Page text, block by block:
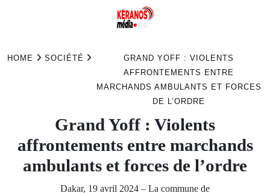
HOME SOCIÉTÉ
GRAND YOFF : VIOLENTS
AFFRONTEMENTS ENTRE
MARCHANDS AMBULANTS ET FORCES
DE L’ORDRE
Grand Yoff : Violents
affrontements entre marchands
ambulants et forces de l’ordre
Dakar, 19 avril 2024 – La commune de